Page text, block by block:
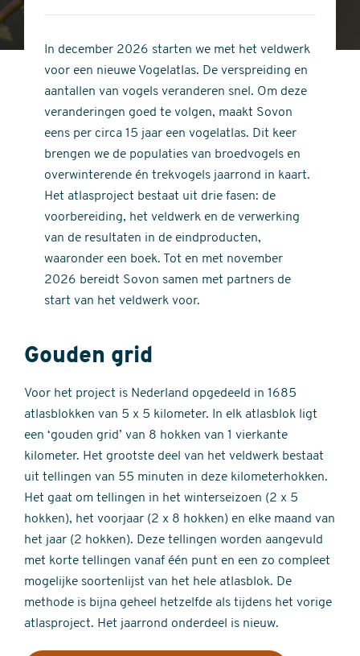
stars
of
stars
In december 2026 starten we met het veldwerk
voor een nieuwe Vogelatlas. De verspreiding en
aantallen van vogels veranderen snel. Om deze
veranderingen goed te volgen, maakt Sovon
eens per circa 15 jaar een vogelatlas. Dit keer
brengen we de populaties van broedvogels en
overwinterende én trekvogels jaarrond in kaart.
Het atlasproject bestaat uit drie fasen: de
voorbereiding, het veldwerk en de verwerking
van de resultaten in de eindproducten,
waaronder een boek. Tot en met november
2026 bereidt Sovon samen met partners de
start van het veldwerk voor.
Gouden grid
Voor het project is Nederland opgedeeld in 1685
atlasblokken van 5 x 5 kilometer. In elk atlasblok ligt
een ‘gouden grid’ van 8 hokken van 1 vierkante
kilometer. Het grootste deel van het veldwerk bestaat
uit tellingen van 55 minuten in deze kilometerhokken.
Het gaat om tellingen in het winterseizoen (2 x 5
hokken), het voorjaar (2 x 8 hokken) en elke maand van
het jaar (2 hokken). Deze tellingen worden aangevuld
met korte tellingen vanaf één punt en een zo compleet
mogelijke soortenlijst van het hele atlasblok. De
methode is bijna geheel hetzelfde als tijdens het vorige
atlasproject. Het jaarrond onderdeel is nieuw.